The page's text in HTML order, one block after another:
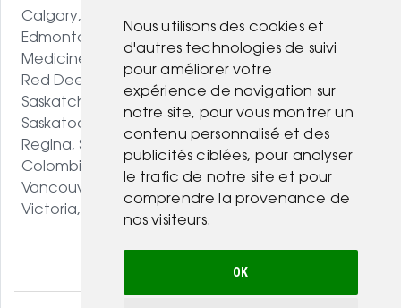
Nous utilisons des cookies et
d'autres technologies de suivi
pour améliorer votre
expérience de navigation sur
notre site, pour vous montrer un
contenu personnalisé et des
publicités ciblées, pour analyser
le trafic de notre site et pour
comprendre la provenance de
nos visiteurs.
OK
Calgary, AB
Edmonton, AB
Medicine Hat, AB
Red Deer, AB
Saskatchewan
Saskatoon, SK
Regina, SK
Colombie-Britannique
Vancouver, BC
Victoria, BC